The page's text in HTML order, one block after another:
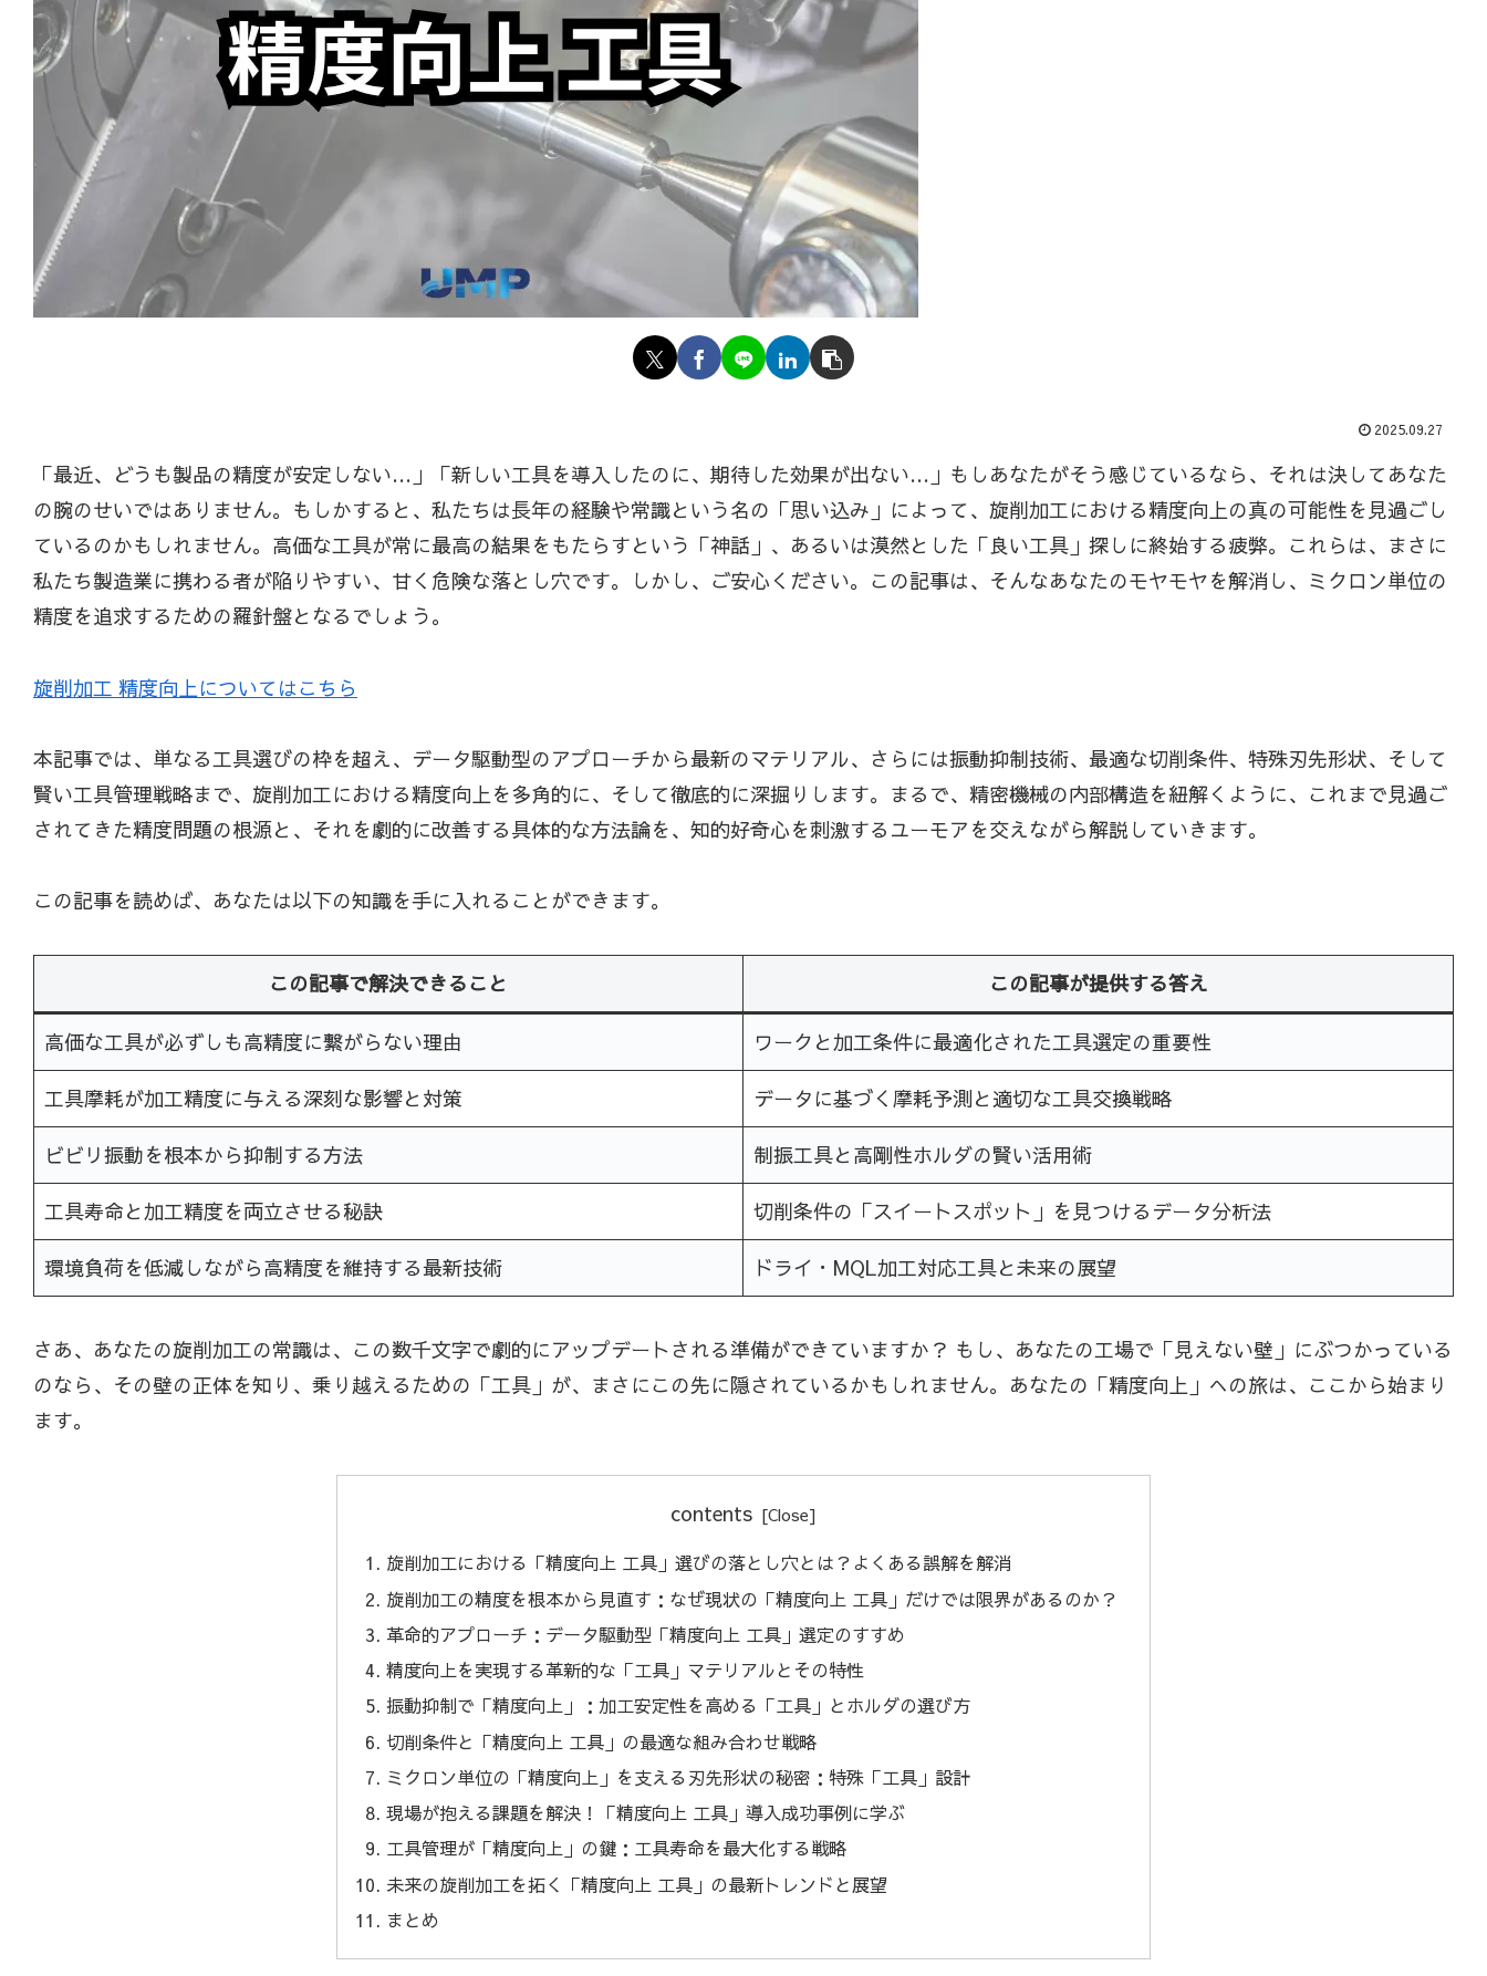
2025.09.27
「最近、どうも製品の精度が安定しない…」「新しい工具を導入したのに、期待した効果が出ない…」もしあなたがそう感じているなら、それは決してあなた
の腕のせいではありません。もしかすると、私たちは長年の経験や常識という名の「思い込み」によって、旋削加工における精度向上の真の可能性を見過ごし
ているのかもしれません。高価な工具が常に最高の結果をもたらすという「神話」、あるいは漠然とした「良い工具」探しに終始する疲弊。これらは、まさに
私たち製造業に携わる者が陥りやすい、甘く危険な落とし穴です。しかし、ご安心ください。この記事は、そんなあなたのモヤモヤを解消し、ミクロン単位の
精度を追求するための羅針盤となるでしょう。
旋削加工 精度向上についてはこちら
本記事では、単なる工具選びの枠を超え、データ駆動型のアプローチから最新のマテリアル、さらには振動抑制技術、最適な切削条件、特殊刃先形状、そして
賢い工具管理戦略まで、旋削加工における精度向上を多角的に、そして徹底的に深掘りします。まるで、精密機械の内部構造を紐解くように、これまで見過ご
されてきた精度問題の根源と、それを劇的に改善する具体的な方法論を、知的好奇心を刺激するユーモアを交えながら解説していきます。
この記事を読めば、あなたは以下の知識を手に入れることができます。
この記事で解決できること この記事が提供する答え
高価な工具が必ずしも高精度に繋がらない理由 ワークと加工条件に最適化された工具選定の重要性
工具摩耗が加工精度に与える深刻な影響と対策 データに基づく摩耗予測と適切な工具交換戦略
ビビリ振動を根本から抑制する方法 制振工具と高剛性ホルダの賢い活用術
工具寿命と加工精度を両立させる秘訣 切削条件の「スイートスポット」を見つけるデータ分析法
環境負荷を低減しながら高精度を維持する最新技術 ドライ・MQL加工対応工具と未来の展望
さあ、あなたの旋削加工の常識は、この数千文字で劇的にアップデートされる準備ができていますか？ もし、あなたの工場で「見えない壁」にぶつかっている
のなら、その壁の正体を知り、乗り越えるための「工具」が、まさにこの先に隠されているかもしれません。あなたの「精度向上」への旅は、ここから始まり
ます。
contents
旋削加工における「精度向上 工具」選びの落とし穴とは？よくある誤解を解消
旋削加工の精度を根本から見直す：なぜ現状の「精度向上 工具」だけでは限界があるのか？
革命的アプローチ：データ駆動型「精度向上 工具」選定のすすめ
精度向上を実現する革新的な「工具」マテリアルとその特性
振動抑制で「精度向上」：加工安定性を高める「工具」とホルダの選び方
切削条件と「精度向上 工具」の最適な組み合わせ戦略
ミクロン単位の「精度向上」を支える刃先形状の秘密：特殊「工具」設計
現場が抱える課題を解決！「精度向上 工具」導入成功事例に学ぶ
工具管理が「精度向上」の鍵：工具寿命を最大化する戦略
未来の旋削加工を拓く「精度向上 工具」の最新トレンドと展望
まとめ